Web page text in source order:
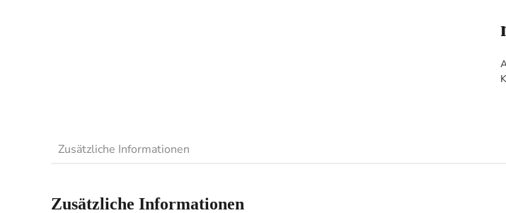
Zusätzliche Informationen
Zusätzliche Informationen